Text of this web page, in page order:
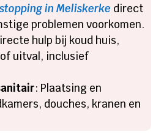
in Meliskerke direct
problemen voorkomen.
hulp bij koud huis,
uitval, inclusief
: Plaatsing en
douches, kranen en